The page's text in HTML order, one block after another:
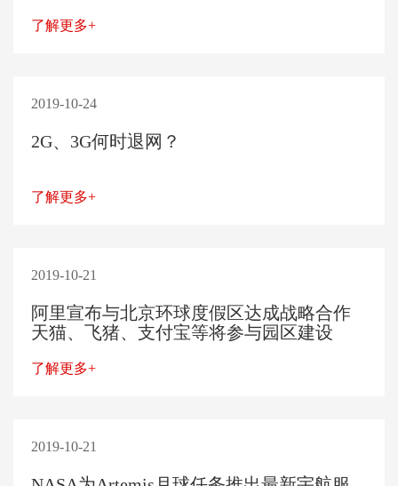
了解更多+
2019-10-24
2G、3G何时退网？
了解更多+
2019-10-21
阿里宣布与北京环球度假区达成战略合作
天猫、飞猪、支付宝等将参与园区建设
了解更多+
2019-10-21